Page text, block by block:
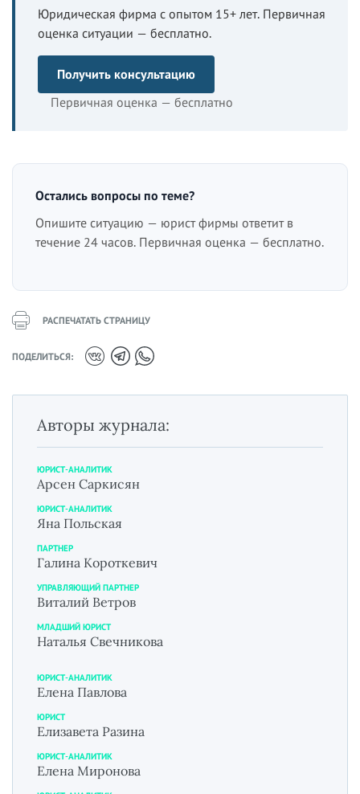
Юридическая фирма с опытом 15+ лет. Первичная
оценка ситуации — бесплатно.
Получить консультацию
Первичная оценка — бесплатно
Остались вопросы по теме?
Опишите ситуацию — юрист фирмы ответит в
течение 24 часов. Первичная оценка — бесплатно.
РАСПЕЧАТАТЬ СТРАНИЦУ
ПОДЕЛИТЬСЯ:
Авторы журнала:
ЮРИСТ-АНАЛИТИК
Арсен Саркисян
ЮРИСТ-АНАЛИТИК
Яна Польская
ПАРТНЕР
Галина Короткевич
УПРАВЛЯЮЩИЙ ПАРТНЕР
Виталий Ветров
МЛАДШИЙ ЮРИСТ
Наталья Свечникова
ЮРИСТ-АНАЛИТИК
Елена Павлова
ЮРИСТ
Елизавета Разина
ЮРИСТ-АНАЛИТИК
Елена Миронова